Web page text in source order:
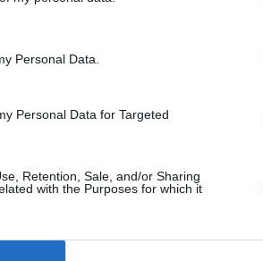
Personal Data.
Personal Data for Targeted
Retention, Sale, and/or Sharing
with the Purposes for which it